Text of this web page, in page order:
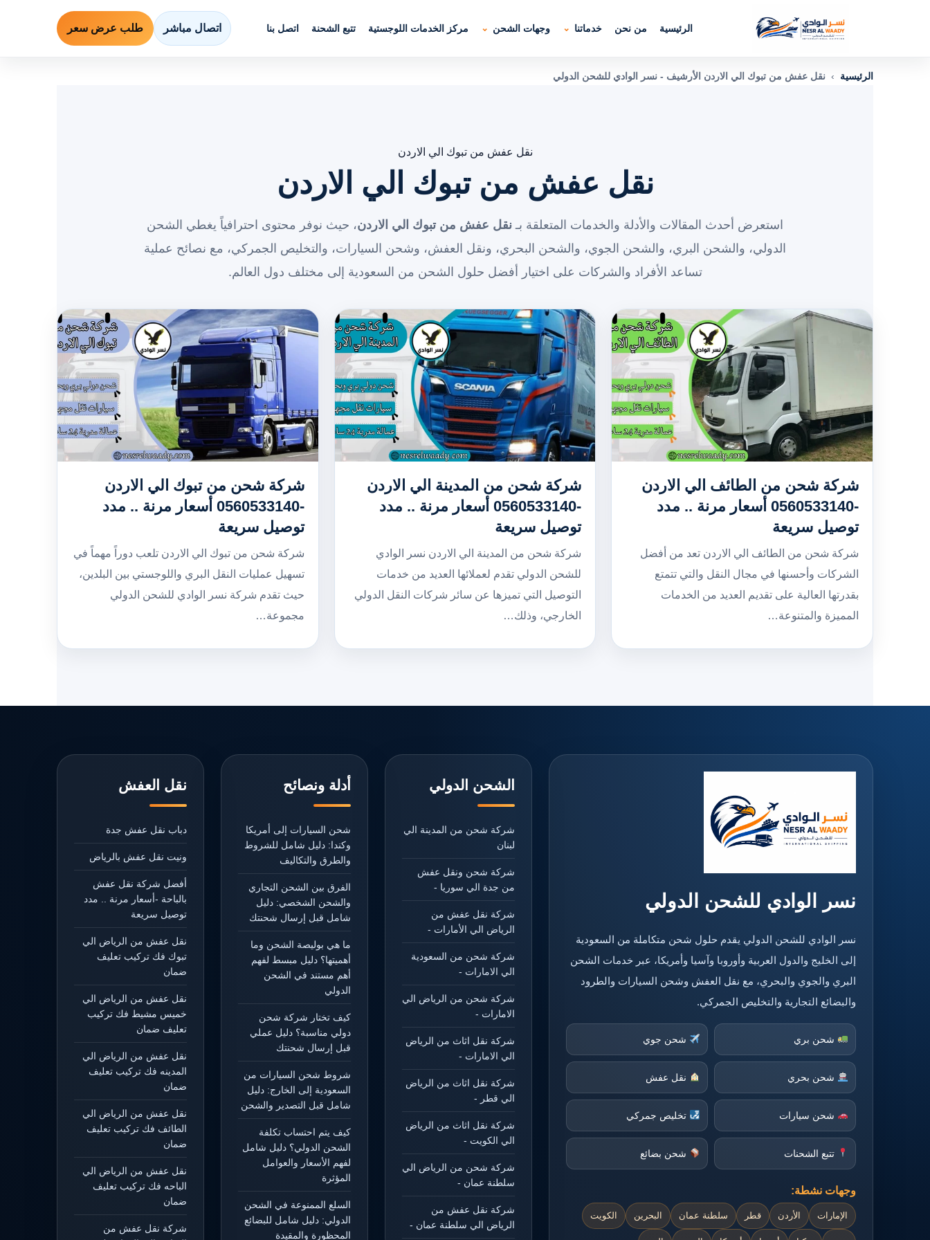
الرئيسية من نحن خدماتنا وجهات الشحن مركز الخدمات اللوجستية تتبع الشحنة اتصل بنا اتصال مباشر طلب عرض سعر
الرئيسية › نقل عفش من تبوك الي الاردن الأرشيف - نسر الوادي للشحن الدولي
نقل عفش من تبوك الي الاردن
نقل عفش من تبوك الي الاردن
استعرض أحدث المقالات والأدلة والخدمات المتعلقة بـ نقل عفش من تبوك الي الاردن، حيث نوفر محتوى احترافياً يغطي الشحن
الدولي، والشحن البري، والشحن الجوي، والشحن البحري، ونقل العفش، وشحن السيارات، والتخليص الجمركي، مع نصائح عملية
تساعد الأفراد والشركات على اختيار أفضل حلول الشحن من السعودية إلى مختلف دول العالم.
شركة شحن من الطائف الي الاردن
-0560533140 أسعار مرنة .. مدد
توصيل سريعة
شركة شحن من الطائف الي الاردن تعد من أفضل
الشركات وأحسنها في مجال النقل والتي تتمتع
بقدرتها العالية على تقديم العديد من الخدمات
المميزة والمتنوعة…
شركة شحن من المدينة الي الاردن
-0560533140 أسعار مرنة .. مدد
توصيل سريعة
شركة شحن من المدينة الي الاردن نسر الوادي
للشحن الدولي تقدم لعملائها العديد من خدمات
التوصيل التي تميزها عن سائر شركات النقل الدولي
الخارجي، وذلك…
شركة شحن من تبوك الي الاردن
-0560533140 أسعار مرنة .. مدد
توصيل سريعة
شركة شحن من تبوك الي الاردن تلعب دوراً مهماً في
تسهيل عمليات النقل البري واللوجستي بين البلدين،
حيث تقدم شركة نسر الوادي للشحن الدولي
مجموعة…
نسر الوادي للشحن الدولي
نسر الوادي للشحن الدولي يقدم حلول شحن متكاملة من السعودية
إلى الخليج والدول العربية وأوروبا وآسيا وأمريكا، عبر خدمات الشحن
البري والجوي والبحري، مع نقل العفش وشحن السيارات والطرود
والبضائع التجارية والتخليص الجمركي.
شحن بري شحن جوي
شحن بحري نقل عفش
شحن سيارات تخليص جمركي
تتبع الشحنات شحن بضائع
وجهات نشطة:
الإمارات الأردن قطر سلطنة عمان البحرين الكويت
الشحن الدولي
شركة شحن من المدينة الي
لبنان
شركة شحن ونقل عفش
من جدة الي سوريا -
شركة نقل عفش من
الرياض الي الأمارات -
شركة شحن من السعودية
الي الامارات -
شركة شحن من الرياض الي
الامارات -
شركة نقل اثاث من الرياض
الي الامارات -
شركة نقل اثاث من الرياض
الي قطر -
شركة نقل اثاث من الرياض
الي الكويت -
شركة شحن من الرياض الي
سلطنة عمان -
شركة نقل عفش من
الرياض الي سلطنة عمان -
أدلة ونصائح
شحن السيارات إلى أمريكا
وكندا: دليل شامل للشروط
والطرق والتكاليف
الفرق بين الشحن التجاري
والشحن الشخصي: دليل
شامل قبل إرسال شحنتك
ما هي بوليصة الشحن وما
أهميتها؟ دليل مبسط لفهم
أهم مستند في الشحن
الدولي
كيف تختار شركة شحن
دولي مناسبة؟ دليل عملي
قبل إرسال شحنتك
شروط شحن السيارات من
السعودية إلى الخارج: دليل
شامل قبل التصدير والشحن
كيف يتم احتساب تكلفة
الشحن الدولي؟ دليل شامل
لفهم الأسعار والعوامل
المؤثرة
السلع الممنوعة في الشحن
الدولي: دليل شامل للبضائع
المحظورة والمقيدة
نقل العفش
دباب نقل عفش جدة
ونيت نقل عفش بالرياض
أفضل شركة نقل عفش
بالباحة -أسعار مرنة .. مدد
توصيل سريعة
نقل عفش من الرياض الي
تبوك فك تركيب تعليف
ضمان
نقل عفش من الرياض الي
خميس مشيط فك تركيب
تعليف ضمان
نقل عفش من الرياض الي
المدينه فك تركيب تعليف
ضمان
نقل عفش من الرياض الي
الطائف فك تركيب تعليف
ضمان
نقل عفش من الرياض الي
الباحه فك تركيب تعليف
ضمان
شركة نقل عفش من